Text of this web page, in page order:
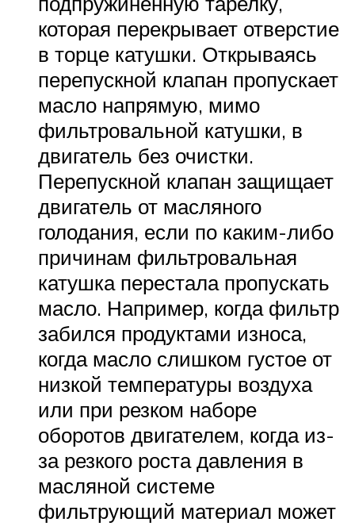
которая перекрывает отверстие
в торце катушки. Открываясь
перепускной клапан пропускает
масло напрямую, мимо
фильтровальной катушки, в
двигатель без очистки.
Перепускной клапан защищает
двигатель от масляного
голодания, если по каким-либо
причинам фильтровальная
катушка перестала пропускать
масло. Например, когда фильтр
забился продуктами износа,
когда масло слишком густое от
низкой температуры воздуха
или при резком наборе
оборотов двигателем, когда из-
за резкого роста давления в
масляной системе
фильтрующий материал может